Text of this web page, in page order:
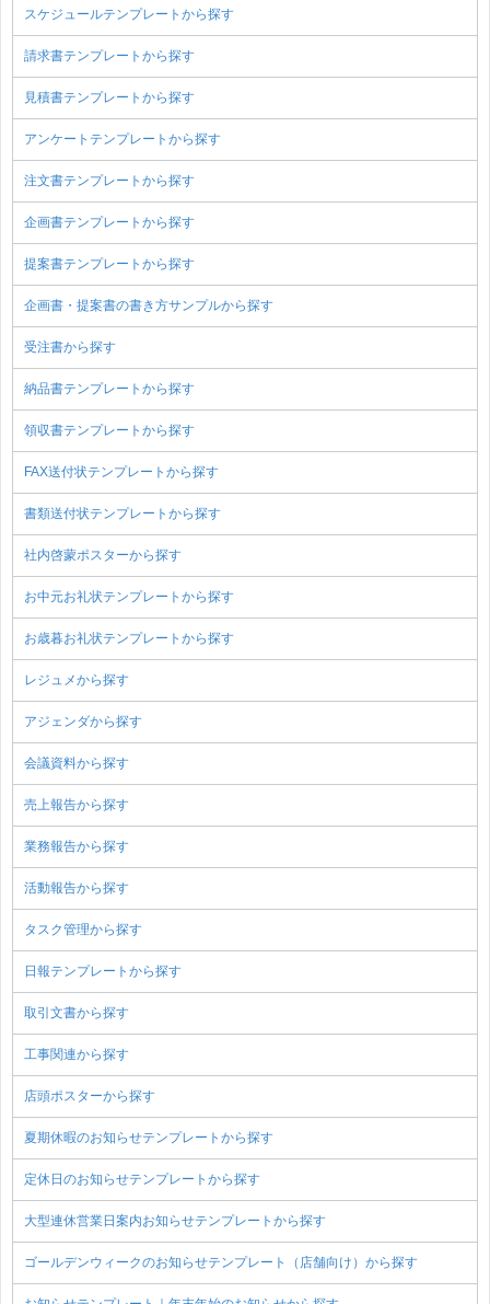
スケジュールテンプレートから探す
請求書テンプレートから探す
見積書テンプレートから探す
アンケートテンプレートから探す
注文書テンプレートから探す
企画書テンプレートから探す
提案書テンプレートから探す
企画書・提案書の書き方サンプルから探す
受注書から探す
納品書テンプレートから探す
領収書テンプレートから探す
FAX送付状テンプレートから探す
書類送付状テンプレートから探す
社内啓蒙ポスターから探す
お中元お礼状テンプレートから探す
お歳暮お礼状テンプレートから探す
レジュメから探す
アジェンダから探す
会議資料から探す
売上報告から探す
業務報告から探す
活動報告から探す
タスク管理から探す
日報テンプレートから探す
取引文書から探す
工事関連から探す
店頭ポスターから探す
夏期休暇のお知らせテンプレートから探す
定休日のお知らせテンプレートから探す
大型連休営業日案内お知らせテンプレートから探す
ゴールデンウィークのお知らせテンプレート（店舗向け）から探す